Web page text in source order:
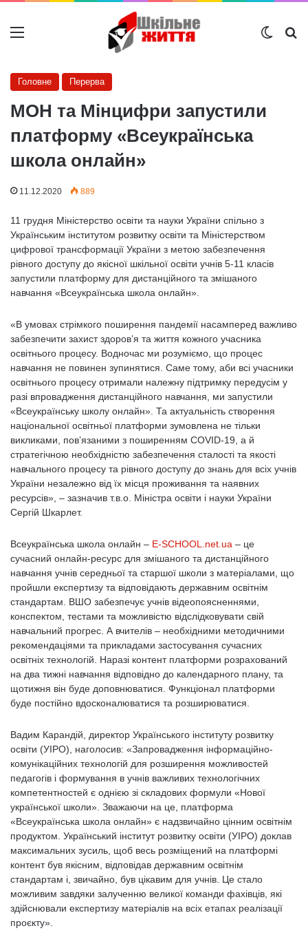
Меню
Головне Перерва
МОН та Мінцифри запустили
платформу «Всеукраїнська
школа онлайн»
11.12.2020 889
11 грудня Міністерство освіти та науки України спільно з
Українським інститутом розвитку освіти та Міністерством
цифрової трансформації України з метою забезпечення
рівного доступу до якісної шкільної освіти учнів 5-11 класів
запустили платформу для дистанційного та змішаного
навчання «Всеукраїнська школа онлайн».
«В умовах стрімкого поширення пандемії насамперед важливо
забезпечити захист здоров’я та життя кожного учасника
освітнього процесу. Водночас ми розуміємо, що процес
навчання не повинен зупинятися. Саме тому, аби всі учасники
освітнього процесу отримали належну підтримку передусім у
разі впровадження дистанційного навчання, ми запустили
«Всеукраїнську школу онлайн». Та актуальність створення
національної освітньої платформи зумовлена не тільки
викликами, пов’язаними з поширенням COVID-19, а й
стратегічною необхідністю забезпечення сталості та якості
навчального процесу та рівного доступу до знань для всіх учнів
України незалежно від їх місця проживання та наявних
ресурсів», – зазначив т.в.о. Міністра освіти і науки України
Сергій Шкарлет.
Всеукраїнська школа онлайн – E-SCHOOL.net.ua – це
сучасний онлайн-ресурс для змішаного та дистанційного
навчання учнів середньої та старшої школи з матеріалами, що
пройшли експертизу та відповідають державним освітнім
стандартам. ВШО забезпечує учнів відеопоясненнями,
конспектом, тестами та можливістю відслідковувати свій
навчальний прогрес. А вчителів – необхідними методичними
рекомендаціями та прикладами застосування сучасних
освітніх технологій. Наразі контент платформи розрахований
на два тижні навчання відповідно до календарного плану, та
щотижня він буде доповнюватися. Функціонал платформи
буде постійно вдосконалюватися та розширюватися.
Вадим Карандій, директор Українського інституту розвитку
освіти (УІРО), наголосив: «Запровадження інформаційно-
комунікаційних технологій для розширення можливостей
педагогів і формування в учнів важливих технологічних
компетентностей є однією зі складових формули «Нової
української школи». Зважаючи на це, платформа
«Всеукраїнська школа онлайн» є надзвичайно цінним освітнім
продуктом. Український інститут розвитку освіти (УІРО) доклав
максимальних зусиль, щоб весь розміщений на платформі
контент був якісним, відповідав державним освітнім
стандартам і, звичайно, був цікавим для учнів. Це стало
можливим завдяки залученню великої команди фахівців, які
здійснювали експертизу матеріалів на всіх етапах реалізації
проєкту».